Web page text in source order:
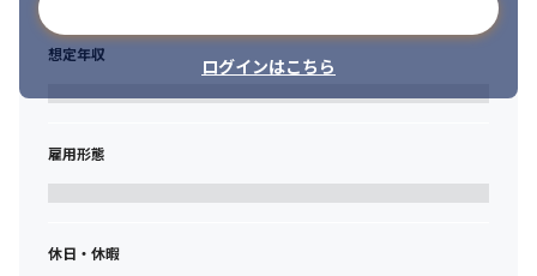
ログインはこちら
想定年収
雇用形態
休日・休暇